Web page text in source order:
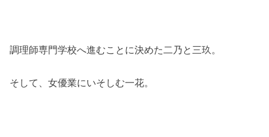
調理師専門学校へ進むことに決めた二乃と三玖。
そして、女優業にいそしむ一花。